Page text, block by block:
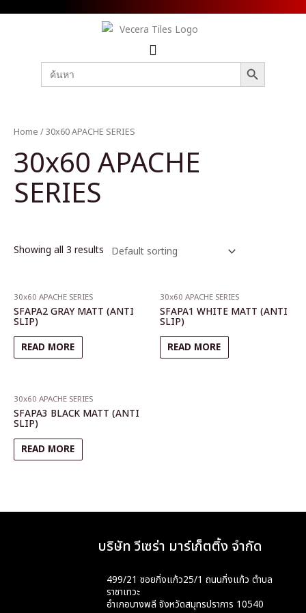
Search
for:
SEARCH BUTTON
Home / 30x60 APACHE SERIES
30x60 APACHE
SERIES
Showing all 3 results
30x60 APACHE SERIES
SFAPA2 GRAY MATT (ANTI
SLIP)
READ MORE
30x60 APACHE SERIES
SFAPA1 WHITE MATT (ANTI
SLIP)
READ MORE
30x60 APACHE SERIES
SFAPA3 BLACK MATT (ANTI
SLIP)
READ MORE
บริษัท วีเซร่า มาร์เก็ตติ้ง จำกัด
499/21 ซอยกิ่งแก้ว25/1 ถนนกิ่งแก้ว ตำบล
ราชาเทวะ
อำเภอบางพลี จังหวัดสมุทรปราการ 10540